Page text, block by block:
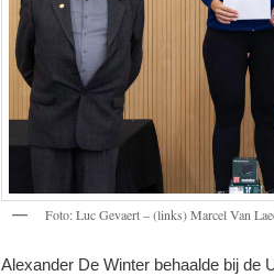
Foto: Luc Gevaert – (links) Marcel Van
Alexander De Winter behaalde bij de